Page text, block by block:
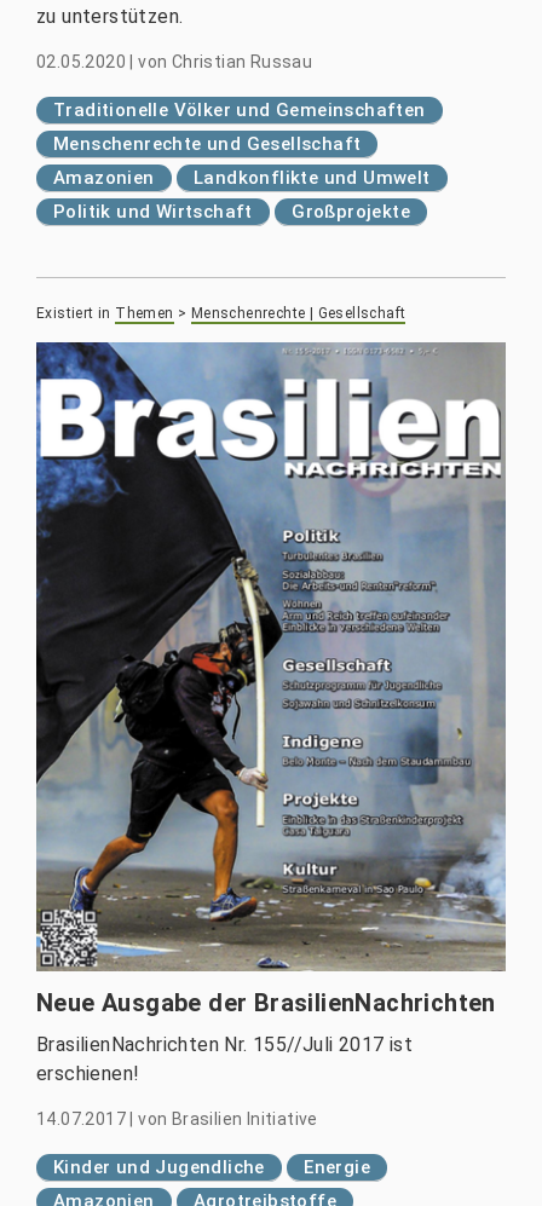
zu unterstützen.
02.05.2020 |von Christian Russau
Traditionelle Völker und Gemeinschaften
Menschenrechte und Gesellschaft
Amazonien
Landkonflikte und Umwelt
Politik und Wirtschaft
Großprojekte
Existiert in Themen > Menschenrechte | Gesellschaft
Neue Ausgabe der BrasilienNachrichten
BrasilienNachrichten Nr. 155//Juli 2017 ist
erschienen!
14.07.2017 |von Brasilien Initiative
Kinder und Jugendliche
Energie
Amazonien
Agrotreibstoffe